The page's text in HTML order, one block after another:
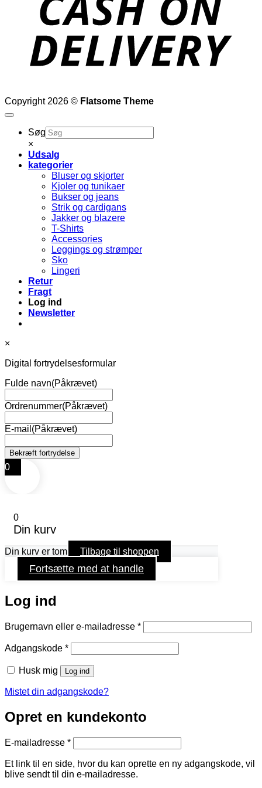
Copyright 2026 © Flatsome Theme
Søg
×
Udsalg
kategorier
Bluser og skjorter
Kjoler og tunikaer
Bukser og jeans
Strik og cardigans
Jakker og blazere
T-Shirts
Accessories
Leggings og strømper
Sko
Lingeri
Retur
Fragt
Log ind
Newsletter
×
Digital fortrydelsesformular
Fulde navn(Påkrævet)
Ordrenummer(Påkrævet)
E-mail (Påkrævet)
0
0
Din kurv
Din kurv er tom Tilbage til shoppen
Fortsætte med at handle
Log ind
Brugernavn eller e-mailadresse *Påkrævet
Adgangskode *Påkrævet
Husk mig Log ind
Mistet din adgangskode?
Opret en kundekonto
E-mailadresse *Påkrævet
Et link til en side, hvor du kan oprette en ny adgangskode, vil
blive sendt til din e-mailadresse.